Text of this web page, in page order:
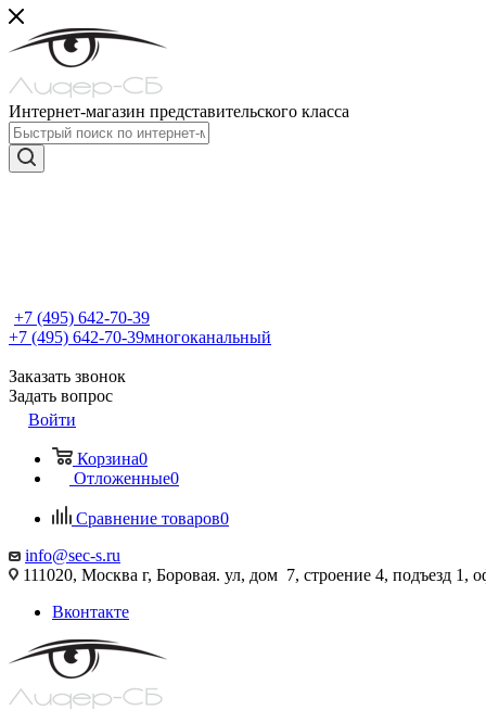
Интернет-магазин представительского класса
+7 (495) 642-70-39
+7 (495) 642-70-39многоканальный
Заказать звонок
Задать вопрос
Войти
Корзина0
Отложенные0
Сравнение товаров0
info@sec-s.ru
111020, Москва г, Боровая. ул, дом 7, строение 4, подъезд 1,
Вконтакте